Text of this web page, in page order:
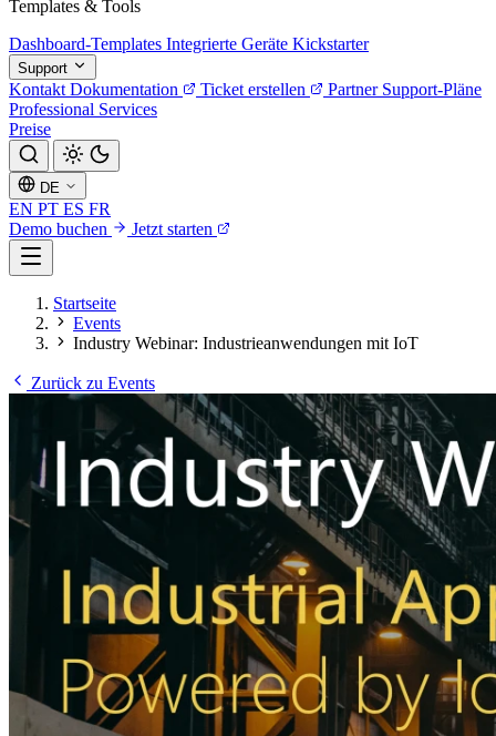
Templates & Tools
Dashboard-Templates Integrierte Geräte Kickstarter
Support
Kontakt Dokumentation Ticket erstellen Partner Support-Pläne
Professional Services
Preise
DE
EN PT ES FR
Demo buchen
Jetzt starten
Startseite
Events
Industry Webinar: Industrieanwendungen mit IoT
Zurück zu Events